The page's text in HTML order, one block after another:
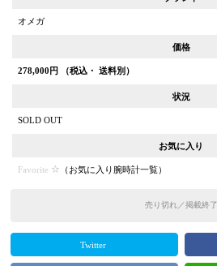
オメガ
価格
278,000 円 （税込・ 送料別）
状況
SOLD OUT
お気に入り
Favorite （お気に入り腕時計一覧）
売り切れ／掲載終了
Twitter